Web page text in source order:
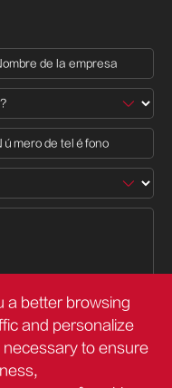
a better browsing
and personalize
to ensure